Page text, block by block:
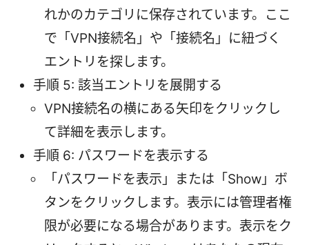
れかのカテゴリに保存されています。ここ
で「VPN接続名」や「接続名」に紐づく
エントリを探します。
手順 5: 該当エントリを展開する
VPN接続名の横にある矢印をクリックし
て詳細を表示します。
手順 6: パスワードを表示する
「パスワードを表示」または「Show」ボ
タンをクリックします。表示には管理者権
限が必要になる場合があります。表示をク